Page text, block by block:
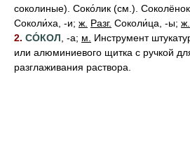
соколиные). Соко́лик (см.).
Соколи́ха, -и; ж. Разг. Соколи́ца, -ы; ж.
2. СО́КОЛ , -а; м.
Инструмент
или алюминиевого щитка с ручкой
разглаживания раствора.